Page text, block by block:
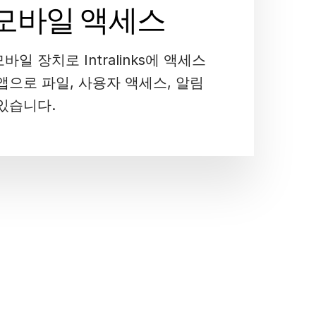
바일 액세스
바일 장치로 Intralinks에 액세스
으로 파일, 사용자 액세스, 알림
습니다.